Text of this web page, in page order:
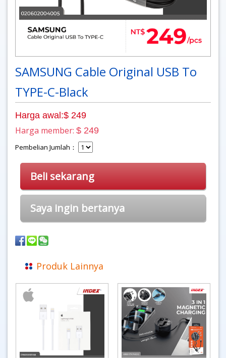
SAMSUNG Cable Original USB To
TYPE-C-Black
Harga awal:$ 249
Harga member: $ 249
Pembelian Jumlah：
Beli sekarang
Saya ingin bertanya
Produk Lainnya